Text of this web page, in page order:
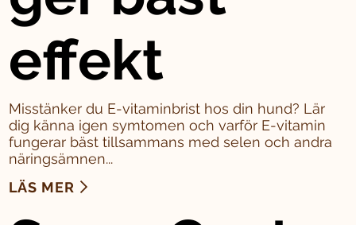
effekt
Misstänker du E-vitaminbrist hos din hund? Lär
dig känna igen symtomen och varför E-vitamin
fungerar bäst tillsammans med selen och andra
näringsämnen...
LÄS MER